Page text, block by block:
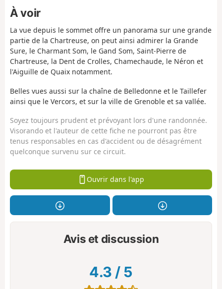
À voir
La vue depuis le sommet offre un panorama sur une grande
partie de la Chartreuse, on peut ainsi admirer la Grande
Sure, le Charmant Som, le Gand Som, Saint-Pierre de
Chartreuse, la Dent de Crolles, Chamechaude, le Néron et
l'Aiguille de Quaix notamment.
Belles vues aussi sur la chaîne de Belledonne et le Taillefer
ainsi que le Vercors, et sur la ville de Grenoble et sa vallée.
Soyez toujours prudent et prévoyant lors d'une randonnée.
Visorando et l'auteur de cette fiche ne pourront pas être
tenus responsables en cas d'accident ou de désagrément
quelconque survenu sur ce circuit.
Ouvrir dans l'app
Avis et discussion
4.3 / 5